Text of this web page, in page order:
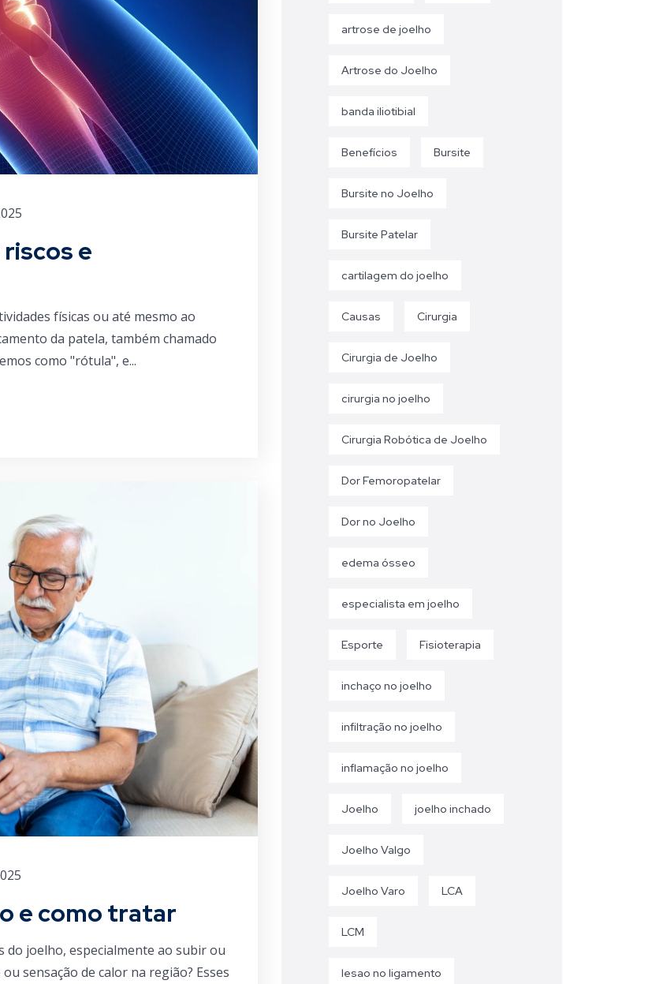
e
físicas ou até mesmo ao
da patela, também chamado
como "rótula", e...
e como tratar
joelho, especialmente ao subir ou
sensação de calor na região? Esses
artrose de joelho
Artrose do Joelho
banda iliotibial
Benefícios Bursite
Bursite no Joelho
Bursite Patelar
cartilagem do joelho
Causas Cirurgia
Cirurgia de Joelho
cirurgia no joelho
Cirurgia Robótica de Joelho
Dor Femoropatelar
Dor no Joelho
edema ósseo
especialista em joelho
Esporte Fisioterapia
inchaço no joelho
infiltração no joelho
inflamação no joelho
Joelho joelho inchado
Joelho Valgo
Joelho Varo LCA
LCM
lesao no ligamento